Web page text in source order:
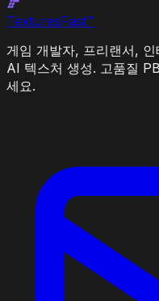
TexturesFast™
게임 개발자, 프리랜서,
AI 텍스처 생성. 고품질
세요.